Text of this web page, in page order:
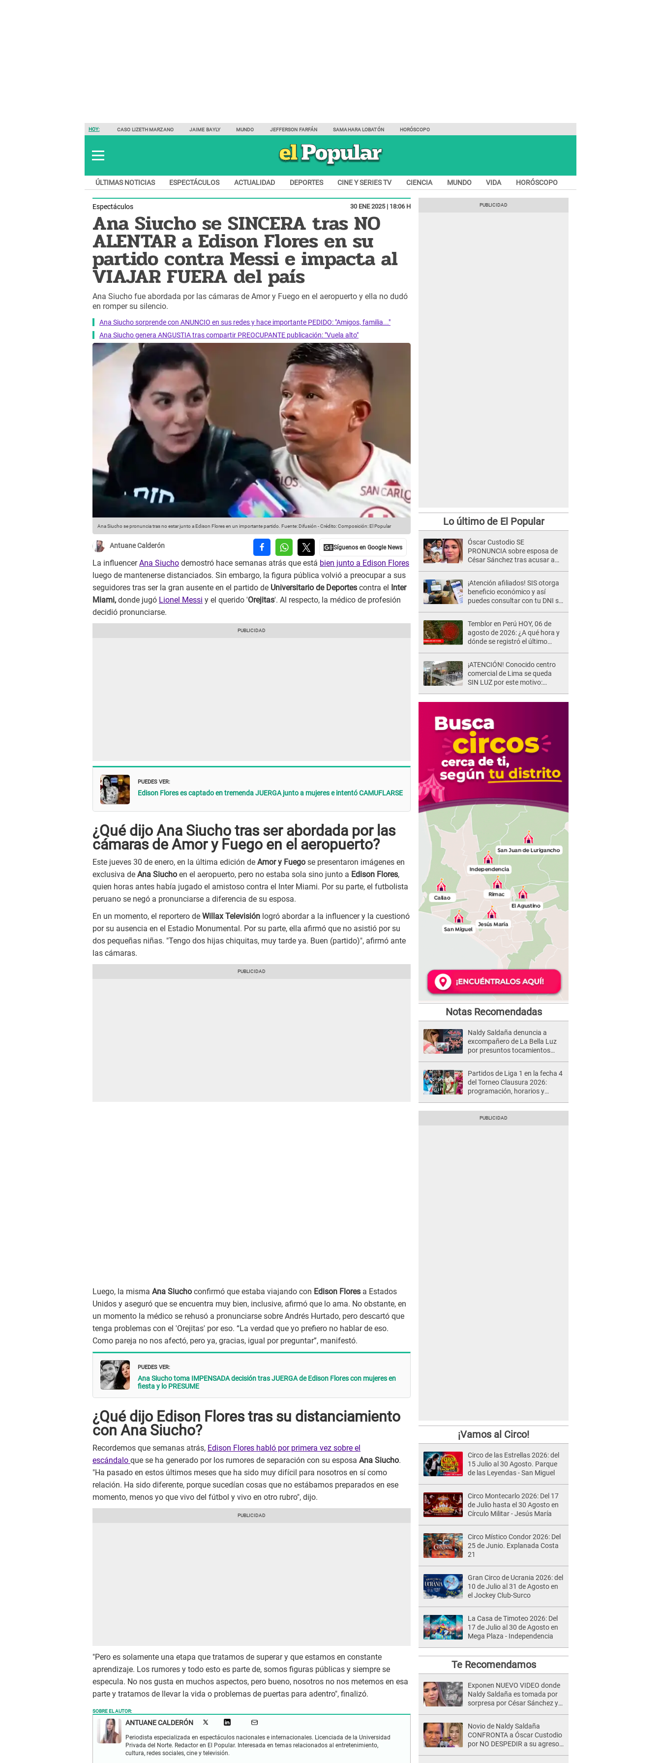
HOY: CASO LIZETH MARZANO JAIME BAYLY MUNDO JEFFERSON FARFÁN SAMAHARA LOBATÓN HORÓSCOPO
ÚLTIMAS NOTICIAS ESPECTÁCULOS ACTUALIDAD DEPORTES CINE Y SERIES TV CIENCIA MUNDO VIDA HORÓSCOPO
Espectáculos 30 ENE 2025 | 18:06 H
Ana Siucho se SINCERA tras NO
ALENTAR a Edison Flores en su
partido contra Messi e impacta al
VIAJAR FUERA del país
Ana Siucho fue abordada por las cámaras de Amor y Fuego en el aeropuerto y ella no dudó
en romper su silencio.
Ana Siucho sorprende con ANUNCIO en sus redes y hace importante PEDIDO: "Amigos, familia..."
Ana Siucho genera ANGUSTIA tras compartir PREOCUPANTE publicación: "Vuela alto"
Ana Siucho se pronuncia tras no estar junto a Edison Flores en un importante partido. Fuente: Difusión -Crédito: Composición: El Popular
Antuane Calderón
La influencerAna Siucho demostró hace semanas atrás que está bien junto a Edison Flores
luego de mantenerse distanciados. Sin embargo, la figura pública volvió a preocupar a sus
seguidores tras ser la gran ausente en el partido de Universitario de Deportes contra el
Inter
Miami, donde jugó Lionel Messi y el querido 'Orejitas'. Al respecto, la médico de profesión
decidió pronunciarse.
PUEDES VER:
Edison Flores es captado en tremenda JUERGA junto a mujeres e intentó CAMUFLARSE
¿Qué dijo Ana Siucho tras ser abordada por las
cámaras de Amor y Fuego en el aeropuerto?
Este jueves 30 de enero, en la última edición de Amor y Fuego se presentaron imágenes en
exclusiva de Ana Siucho en el aeropuerto, pero no estaba sola sino junto a Edison Flores,
quien horas antes había jugado el amistoso contra el Inter Miami. Por su parte, el futbolista
peruano se negó a pronunciarse a diferencia de su esposa.
En un momento, el reportero de Willax Televisión logró abordar a la influencer y la cuestionó
por su ausencia en el Estadio Monumental. Por su parte, ella afirmó que no asistió por su
dos pequeñas niñas. "Tengo dos hijas chiquitas, muy tarde ya. Buen (partido)", afirmó ante
las cámaras.
Luego, la misma Ana Siucho confirmó que estaba viajando con Edison Flores a Estados
Unidos y aseguró que se encuentra muy bien, inclusive, afirmó que lo ama. No obstante, en
un momento la médico se rehusó a pronunciarse sobre Andrés Hurtado, pero descartó que
tenga problemas con el 'Orejitas' por eso. “La verdad que yo prefiero no hablar de eso.
Como pareja no nos afectó, pero ya, gracias, igual por preguntar”, manifestó.
PUEDES VER:
Ana Siucho toma IMPENSADA decisión tras JUERGA de Edison Flores con mujeres en
fiesta y lo PRESUME
¿Qué dijo Edison Flores tras su distanciamiento
con Ana Siucho?
Recordemos que semanas atrás, Edison Flores habló por primera vez sobre el
escándalo que se ha generado por los rumores de separación con su esposa Ana Siucho.
"Ha pasado en estos últimos meses que ha sido muy difícil para nosotros en sí como
relación. Ha sido diferente, porque sucedían cosas que no estábamos preparados en ese
momento, menos yo que vivo del fútbol y vivo en otro rubro", dijo.
"Pero es solamente una etapa que tratamos de superar y que estamos en constante
aprendizaje. Los rumores y todo esto es parte de, somos figuras públicas y siempre se
especula. No nos gusta en muchos aspectos, pero bueno, nosotros no nos metemos en esa
parte y tratamos de llevar la vida o problemas de puertas para adentro", finalizó.
SOBRE EL AUTOR:
ANTUANE CALDERÓN
Periodista especializada en espectáculos nacionales e internacionales. Licenciada de la Universidad
Privada del Norte. Redactor en El Popular. Interesada en temas relacionados al entretenimiento,
cultura, redes sociales, cine y televisión.
Lo último de El Popular
Óscar Custodio SE
PRONUNCIA sobre esposa de
César Sánchez tras acusar a
de la justicia"
¡Atención afiliados! SIS otorga
beneficio económico y así
puedes consultar con tu DNI si
Temblor en Perú HOY, 06 de
agosto de 2026: ¿A qué hora y
dónde se registró el último
¡ATENCIÓN! Conocido centro
comercial de Lima se queda
SIN LUZ por este motivo:
Notas Recomendadas
Naldy Saldaña denuncia a
excompañero de La Bella Luz
por presuntos tocamientos
Partidos de Liga 1 en la fecha 4
del Torneo Clausura 2026:
programación, horarios y
¡Vamos al Circo!
Circo de las Estrellas 2026: del
15 Julio al 30 Agosto. Parque
de las Leyendas - San Miguel
Circo Montecarlo 2026: Del 17
de Julio hasta el 30 Agosto en
Círculo Militar - Jesús María
Circo Místico Condor 2026: Del
25 de Junio. Explanada Costa
21
Gran Circo de Ucrania 2026: del
10 de Julio al 31 de Agosto en
el Jockey Club-Surco
La Casa de Timoteo 2026: Del
17 de Julio al 30 de Agosto en
Mega Plaza - Independencia
Te Recomendamos
Exponen NUEVO VIDEO donde
Naldy Saldaña es tomada por
sorpresa por César Sánchez y
Novio de Naldy Saldaña
CONFRONTA a Óscar Custodio
por NO DESPEDIR a su agresor